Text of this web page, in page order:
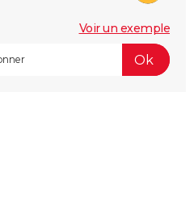
Voir un exemple